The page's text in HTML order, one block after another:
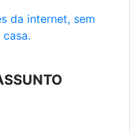
da internet, sem